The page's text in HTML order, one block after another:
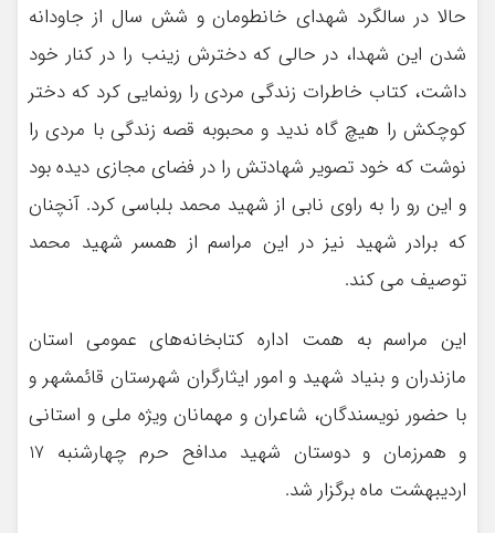
حالا در سالگرد شهدای خانطومان و شش سال از جاودانه
شدن این شهدا، در حالی که دخترش زینب را در کنار خود
داشت، کتاب خاطرات زندگی مردی را رونمایی کرد که دختر
کوچکش را هیچ گاه ندید و محبوبه قصه زندگی با مردی را
نوشت که خود تصویر شهادتش را در فضای مجازی دیده بود
و این رو را به راوی نابی از شهید محمد بلباسی کرد. آنچنان
که برادر شهید نیز در این مراسم از همسر شهید محمد
توصیف می کند.
این مراسم به همت اداره کتابخانه‌های عمومی استان
مازندران و بنیاد شهید و امور ایثارگران شهرستان قائمشهر و
با حضور نویسندگان، شاعران و مهمانان ویژه ملی و استانی
و همرزمان و دوستان شهید مدافح حرم چهارشنبه 17
اردیبهشت ماه برگزار شد.